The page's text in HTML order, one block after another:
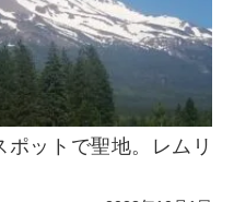
ットで聖地。レムリ